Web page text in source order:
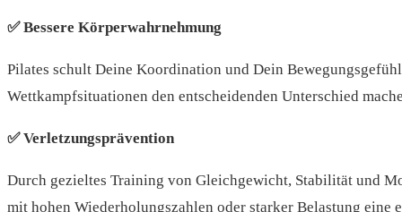
✅ Bessere Körperwahrnehmung
Pilates schult Deine Koordination und Dein
Wettkampfsituationen den entscheidenden Unterschied
✅ Verletzungsprävention
Durch gezieltes Training von Gleichgewicht, Stabilität und
mit hohen Wiederholungszahlen oder starker Belastung eine